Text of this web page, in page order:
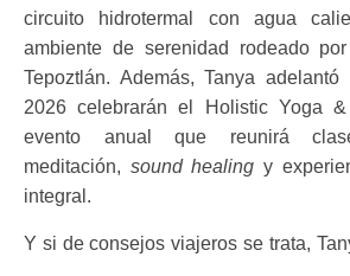
circuito hidrotermal con agua
ambiente de serenidad rodeado
Tepoztlán. Además, Tanya
2026 celebrarán el Holistic Yoga
evento anual que reunirá
meditación, sound healing y
integral.
Y si de consejos viajeros se trata,